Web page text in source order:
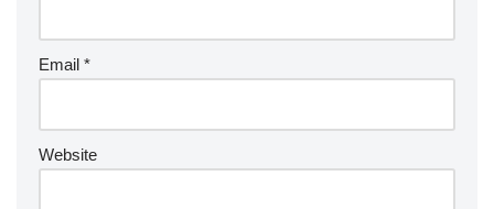
Email *
Website